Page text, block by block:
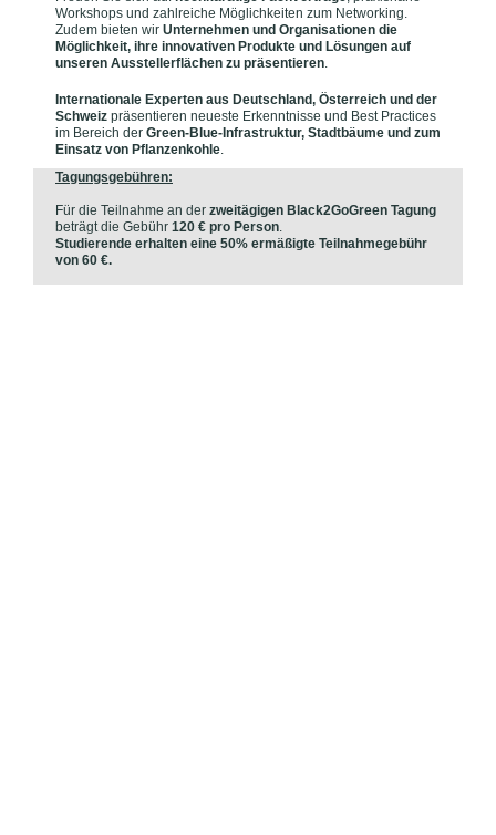
Workshops und zahlreiche Möglichkeiten zum Networking.
Zudem bieten wir Unternehmen und Organisationen die
Möglichkeit, ihre innovativen Produkte und Lösungen auf
unseren Ausstellerflächen zu präsentieren.
Internationale Experten aus Deutschland, Österreich und der
Schweiz präsentieren neueste Erkenntnisse und Best Practices
im Bereich der Green-Blue-Infrastruktur, Stadtbäume und zum
Einsatz von Pflanzenkohle.
Tagungsgebühren:
Für die Teilnahme an der zweitägigen Black2GoGreen Tagung
beträgt die Gebühr 120 € pro Person.
Studierende erhalten eine 50% ermäßigte Teilnahmegebühr
von 60 €.